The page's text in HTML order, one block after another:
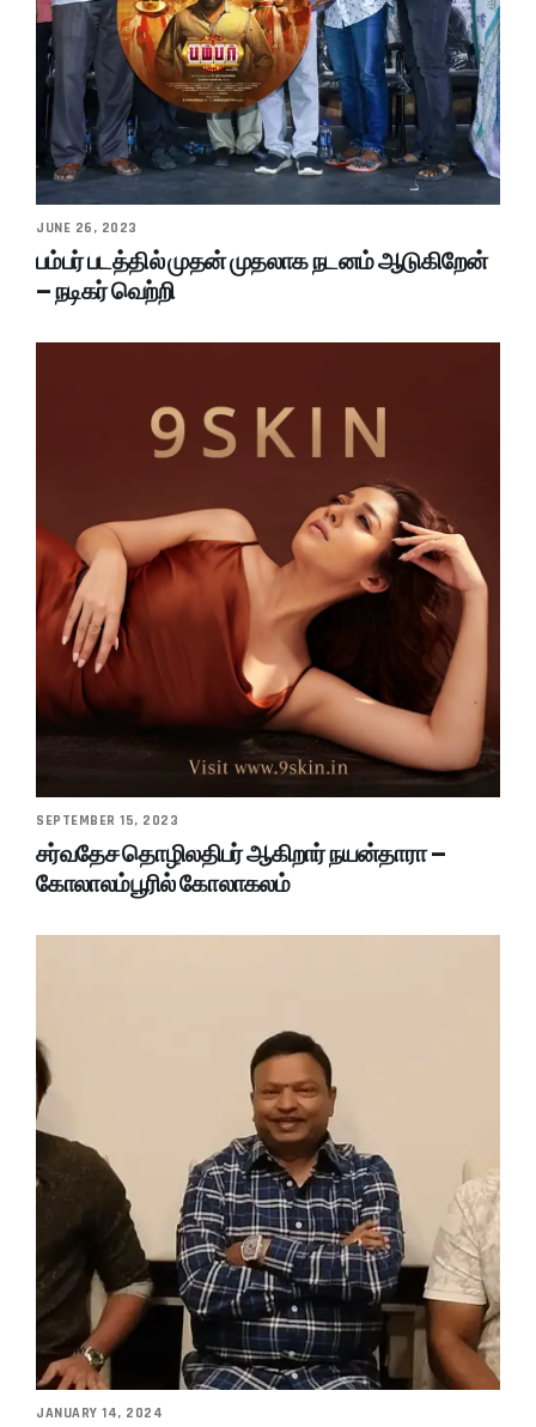
JUNE 26, 2023
பம்பர் படத்தில் முதன் முதலாக நடனம் ஆடுகிறேன்
– நடிகர் வெற்றி
SEPTEMBER 15, 2023
சர்வதேச தொழிலதிபர் ஆகிறார் நயன்தாரா –
கோலாலம்பூரில் கோலாகலம்
JANUARY 14, 2024